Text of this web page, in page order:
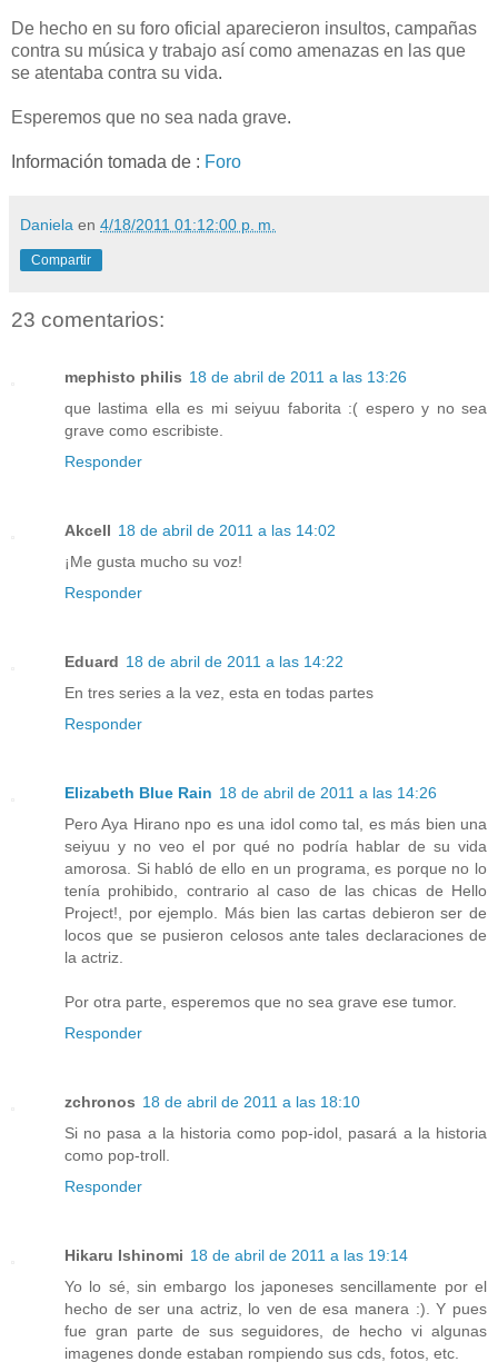
De hecho en su foro oficial aparecieron insultos, campañas
contra su música y trabajo así como amenazas en las que
se atentaba contra su vida.
Esperemos que no sea nada grave.
Información tomada de : Foro
Daniela en 4/18/2011 01:12:00 p. m.
Compartir
23 comentarios:
mephisto philis 18 de abril de 2011 a las 13:26
que lastima ella es mi seiyuu faborita :( espero y no sea
grave como escribiste.
Responder
Akcell 18 de abril de 2011 a las 14:02
¡Me gusta mucho su voz!
Responder
Eduard 18 de abril de 2011 a las 14:22
En tres series a la vez, esta en todas partes
Responder
Elizabeth Blue Rain 18 de abril de 2011 a las 14:26
Pero Aya Hirano npo es una idol como tal, es más bien una
seiyuu y no veo el por qué no podría hablar de su vida
amorosa. Si habló de ello en un programa, es porque no lo
tenía prohibido, contrario al caso de las chicas de Hello
Project!, por ejemplo. Más bien las cartas debieron ser de
locos que se pusieron celosos ante tales declaraciones de
la actriz.
Por otra parte, esperemos que no sea grave ese tumor.
Responder
zchronos 18 de abril de 2011 a las 18:10
Si no pasa a la historia como pop-idol, pasará a la historia
como pop-troll.
Responder
Hikaru Ishinomi 18 de abril de 2011 a las 19:14
Yo lo sé, sin embargo los japoneses sencillamente por el
hecho de ser una actriz, lo ven de esa manera :). Y pues
fue gran parte de sus seguidores, de hecho vi algunas
imagenes donde estaban rompiendo sus cds, fotos, etc.